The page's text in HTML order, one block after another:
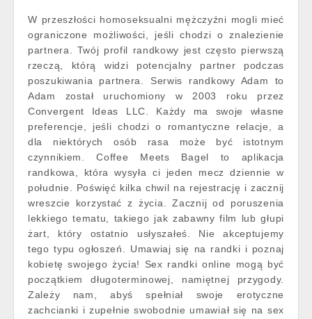
W przeszłości homoseksualni mężczyźni mogli mieć
ograniczone możliwości, jeśli chodzi o znalezienie
partnera. Twój profil randkowy jest często pierwszą
rzeczą, którą widzi potencjalny partner podczas
poszukiwania partnera. Serwis randkowy Adam to
Adam został uruchomiony w 2003 roku przez
Convergent Ideas LLC. Każdy ma swoje własne
preferencje, jeśli chodzi o romantyczne relacje, a
dla niektórych osób rasa może być istotnym
czynnikiem. Coffee Meets Bagel to aplikacja
randkowa, która wysyła ci jeden mecz dziennie w
południe. Poświęć kilka chwil na rejestrację i zacznij
wreszcie korzystać z życia. Zacznij od poruszenia
lekkiego tematu, takiego jak zabawny film lub głupi
żart, który ostatnio usłyszałeś. Nie akceptujemy
tego typu ogłoszeń. Umawiaj się na randki i poznaj
kobietę swojego życia! Sex randki online mogą być
początkiem długoterminowej, namiętnej przygody.
Zależy nam, abyś spełniał swoje erotyczne
zachcianki i zupełnie swobodnie umawiał się na sex